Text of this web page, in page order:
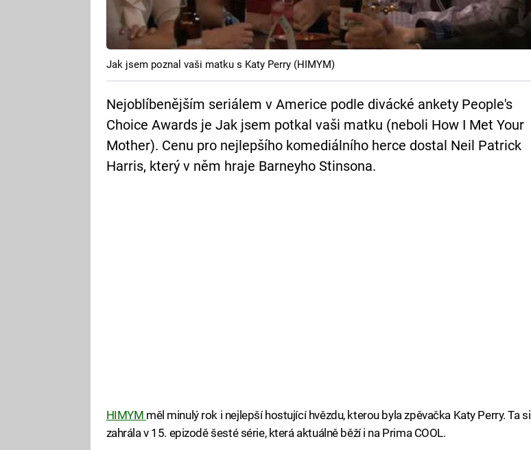
Jak jsem poznal vaši matku s Katy Perry (HIMYM)
Nejoblíbenějším seriálem v Americe podle divácké ankety People's
Choice Awards je Jak jsem potkal vaši matku (neboli How I Met Your
Mother). Cenu pro nejlepšího komediálního herce dostal Neil Patrick
Harris, který v něm hraje Barneyho Stinsona.
HIMYM měl minulý rok i nejlepší hostující hvězdu, kterou byla zpěvačka Katy Perry. Ta si
zahrála v 15. epizodě šesté série, která aktuálně běží i na Prima COOL.